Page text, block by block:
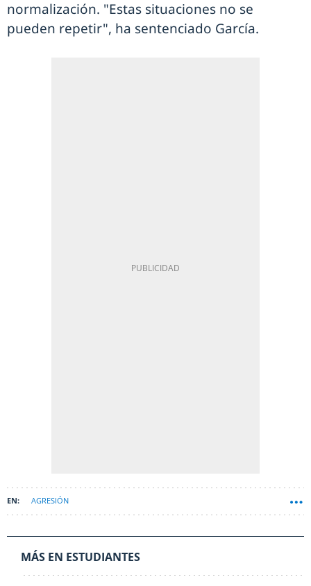
normalización. "Estas situaciones no se
pueden repetir", ha sentenciado García.
AGRESIÓN
MÁS EN ESTUDIANTES